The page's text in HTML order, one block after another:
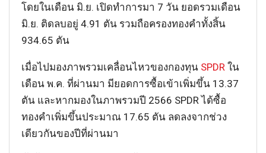
โดยในเดือน มิ.ย. เปิดทำการมา 7 วัน ยอดรวมเดือน
มิ.ย. ติดลบอยู่ 4.91 ตัน รวมถือครองทองคำทั้งสิ้น
934.65 ตัน
เมื่อไปมองภาพรวมเคลื่อนไหวของกองทุน SPDR ใน
เดือน พ.ค. ที่ผ่านมา มียอดการซื้อเข้าเพิ่มขึ้น 13.37
ตัน และหากมองในภาพรวมปี 2566 SPDR ได้ซื้อ
ทองคำเพิ่มขึ้นประมาณ 17.65 ตัน ลดลงจากช่วง
เดียวกันของปีที่ผ่านมา